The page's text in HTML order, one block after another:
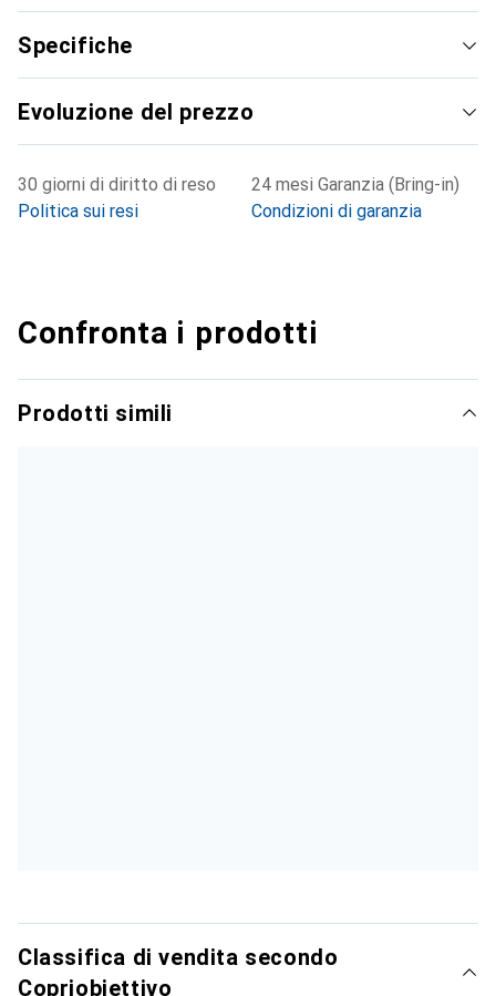
Specifiche
Evoluzione del prezzo
30 giorni di diritto di reso
Politica sui resi
24 mesi Garanzia (Bring-in)
Condizioni di garanzia
Confronta i prodotti
Prodotti simili
Classifica di vendita secondo
Copriobiettivo